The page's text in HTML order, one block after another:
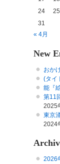
24
25
31
« 4月
New
おか
(タイ
能『
第11
2025
東京
2024
2026